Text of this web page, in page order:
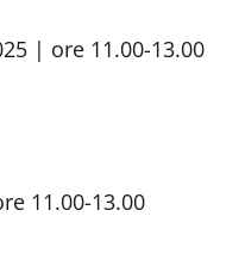
| ore 11.00-13.00
11.00-13.00